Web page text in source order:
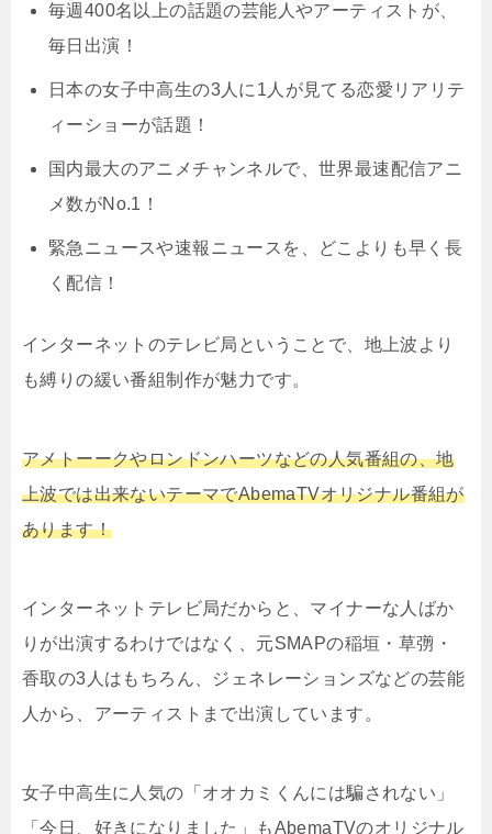
毎週400名以上の話題の芸能人やアーティストが、
毎日出演！
日本の女子中高生の3人に1人が見てる恋愛リアリテ
ィーショーが話題！
国内最大のアニメチャンネルで、世界最速配信アニ
メ数がNo.1！
緊急ニュースや速報ニュースを、どこよりも早く長
く配信！
インターネットのテレビ局ということで、地上波より
も縛りの緩い番組制作が魅力です。
アメトーークやロンドンハーツなどの人気番組の、地
上波では出来ないテーマでAbemaTVオリジナル番組が
あります！
インターネットテレビ局だからと、マイナーな人ばか
りが出演するわけではなく、元SMAPの稲垣・草彅・
香取の3人はもちろん、ジェネレーションズなどの芸能
人から、アーティストまで出演しています。
女子中高生に人気の「オオカミくんには騙されない」
「今日、好きになりました」もAbemaTVのオリジナル